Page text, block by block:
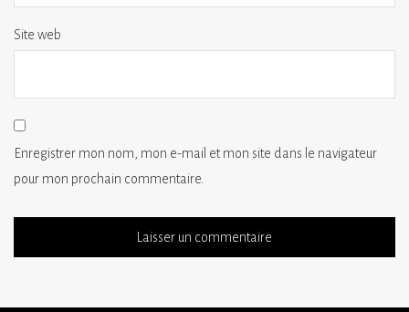
Site web
Enregistrer mon nom, mon e-mail et mon site dans le navigateur
pour mon prochain commentaire.